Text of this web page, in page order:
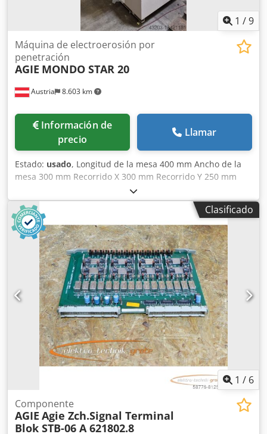
1 /9
Austria 8.603 km
Máquina de electroerosión por
penetración
AGIE MONDO STAR 20
Información de
precio
Llamar
Estado: usado, Longitud de la mesa 400 mm Ancho de la
mesa 300 mm Recorrido X 300 mm Recorrido Y 250 mm
Recorrido Z 250 mm Peso de la máquina aprox. 1,2 t
Dimensiones de espacio aprox. 2000 x 1200 x 2500 mm La
máquina se entrega con un equipamiento muy completo
Dwjdpsvwgq Sjfx Amxea
Clasificado
1 / 6
Componente
AGIE Agie Zch.Signal Terminal
Blok STB-06 A 621802.8